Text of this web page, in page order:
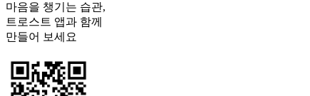
마음을 챙기는 습관,
트로스트 앱과 함께
만들어 보세요